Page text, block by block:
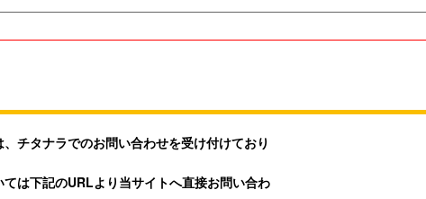
チタナラでのお問い合わせを受け付けており
は下記のURLより当サイトへ直接お問い合わ